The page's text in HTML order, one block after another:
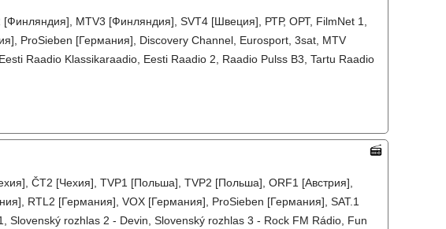
MTV3 [Финляндия], SVT4 [Швеция], РТР, ОРТ, FilmNet 1,
ProSieben [Германия], Discovery Channel, Eurosport, 3sat, MTV
Raadio Klassikaraadio, Eesti Raadio 2, Raadio Pulss B3, Tartu Raadio
ČT2 [Чехия], TVP1 [Польша], TVP2 [Польша], ORF1 [Австрия],
RTL2 [Германия], VOX [Германия], ProSieben [Германия], SAT.1
Slovenský rozhlas 2 - Devin, Slovenský rozhlas 3 - Rock FM Rádio, Fun